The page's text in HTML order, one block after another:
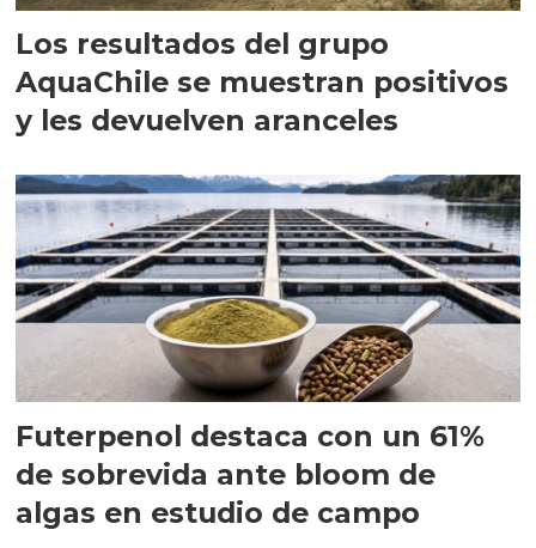
Los resultados del grupo
AquaChile se muestran positivos
y les devuelven aranceles
Futerpenol destaca con un 61%
de sobrevida ante bloom de
algas en estudio de campo